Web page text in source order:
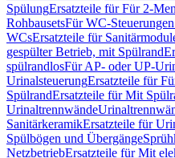
SpülungErsatzteile für Für 2-
RohbausetsFür WC-
WCsErsatzteile für
gespülter Betrieb, mit Spülrand
spülrandlosFür AP- oder UP-
UrinalsteuerungErsatzteile für
SpülrandErsatzteile für Mit
Urinaltrennwände
SanitärkeramikErsatzteile für
Spülbögen und Übergänge
NetzbetriebErsatzteile für Mit